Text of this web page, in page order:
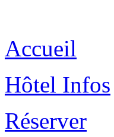
Accueil
Hôtel Infos
Réserver